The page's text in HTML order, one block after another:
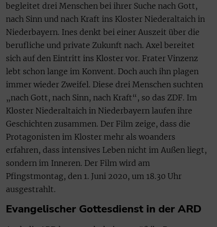
begleitet drei Menschen bei ihrer Suche nach Gott,
nach Sinn und nach Kraft ins Kloster Niederaltaich in
Niederbayern. Ines denkt bei einer Auszeit über die
berufliche und private Zukunft nach. Axel bereitet
sich auf den Eintritt ins Kloster vor. Frater Vinzenz
lebt schon lange im Konvent. Doch auch ihn plagen
immer wieder Zweifel. Diese drei Menschen suchten
„nach Gott, nach Sinn, nach Kraft“, so das ZDF. Im
Kloster Niederaltaich in Niederbayern laufen ihre
Geschichten zusammen. Der Film zeige, dass die
Protagonisten im Kloster mehr als woanders
erfahren, dass intensives Leben nicht im Außen liegt,
sondern im Inneren. Der Film wird am
Pfingstmontag, den 1. Juni 2020, um 18.30 Uhr
ausgestrahlt.
Evangelischer Gottesdienst in der ARD